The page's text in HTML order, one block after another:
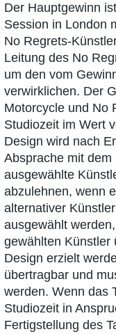
Der Hauptgewinn
Session in London
No Regrets-
Leitung des No
um den vom
verwirklichen. Der
Motorcycle und No
Studiozeit im Wert
Design wird nach
Absprache mit
ausgewählte
abzulehnen, wenn
alternativer
ausgewählt
gewählten Künstler
Design erzielt
übertragbar und
werden. Wenn das
Studiozeit in
Fertigstellung des